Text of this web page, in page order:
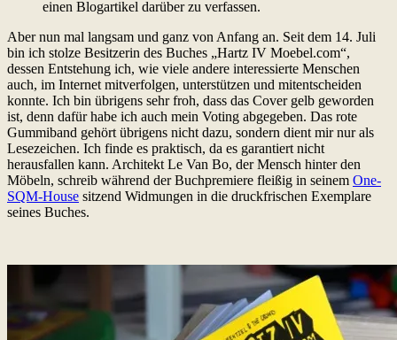
einen Blogartikel darüber zu verfassen.
Aber nun mal langsam und ganz von Anfang an. Seit dem 14. Juli
bin ich stolze Besitzerin des Buches „Hartz IV Moebel.com“,
dessen Entstehung ich, wie viele andere interessierte Menschen
auch, im Internet mitverfolgen, unterstützen und mitentscheiden
konnte. Ich bin übrigens sehr froh, dass das Cover gelb geworden
ist, denn dafür habe ich auch mein Voting abgegeben. Das rote
Gummiband gehört übrigens nicht dazu, sondern dient mir nur als
Lesezeichen. Ich finde es praktisch, da es garantiert nicht
herausfallen kann. Architekt Le Van Bo, der Mensch hinter den
Möbeln, schreib während der Buchpremiere fleißig in seinem One-
SQM-House sitzend Widmungen in die druckfrischen Exemplare
seines Buches.